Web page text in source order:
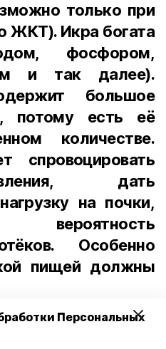
Персональных
только при
ЖКТ). Икра богата
фосфором,
и так далее).
большое
потому есть её
количестве.
спровоцировать
дать
на почки,
Особенно
пищей должны
безопасной
30-50 граммов